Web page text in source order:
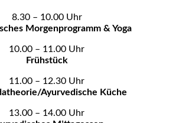
8.30 – 10.00 Uhr
Morgenprogramm & Yoga
10.00 – 11.00 Uhr
Frühstück
11.00 – 12.30 Uhr
Ayurvedische Küche
13.00 – 14.00 Uhr